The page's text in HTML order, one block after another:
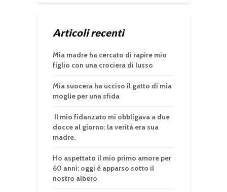
Articoli recenti
Mia madre ha cercato di rapire mio
figlio con una crociera di lusso
Mia suocera ha ucciso il gatto di mia
moglie per una sfida
Il mio fidanzato mi obbligava a due
docce al giorno: la verità era sua
madre.
Ho aspettato il mio primo amore per
60 anni: oggi è apparso sotto il
nostro albero